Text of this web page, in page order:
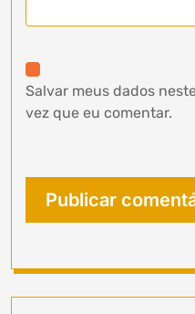
Salvar meus dados
vez que eu comentar.